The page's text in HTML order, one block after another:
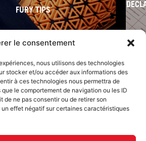
le consentement
nous utilisons des technologies
stocker et/ou accéder aux informations des
à ces technologies nous permettra de
le comportement de navigation ou les ID
de ne pas consentir ou de retirer son
effet négatif sur certaines caractéristiques
FURY TIPS